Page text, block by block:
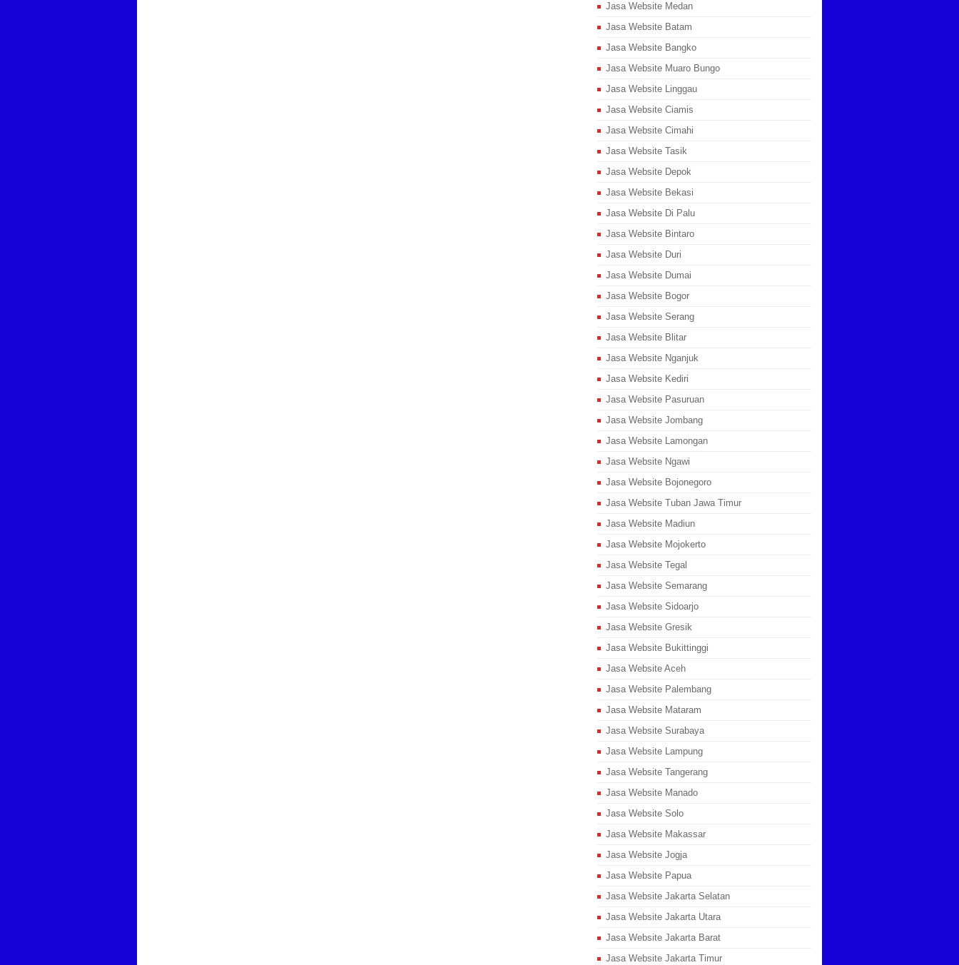
Jasa Website Medan
Jasa Website Batam
Jasa Website Bangko
Jasa Website Muaro Bungo
Jasa Website Linggau
Jasa Website Ciamis
Jasa Website Cimahi
Jasa Website Tasik
Jasa Website Depok
Jasa Website Bekasi
Jasa Website Di Palu
Jasa Website Bintaro
Jasa Website Duri
Jasa Website Dumai
Jasa Website Bogor
Jasa Website Serang
Jasa Website Blitar
Jasa Website Nganjuk
Jasa Website Kediri
Jasa Website Pasuruan
Jasa Website Jombang
Jasa Website Lamongan
Jasa Website Ngawi
Jasa Website Bojonegoro
Jasa Website Tuban Jawa Timur
Jasa Website Madiun
Jasa Website Mojokerto
Jasa Website Tegal
Jasa Website Semarang
Jasa Website Sidoarjo
Jasa Website Gresik
Jasa Website Bukittinggi
Jasa Website Aceh
Jasa Website Palembang
Jasa Website Mataram
Jasa Website Surabaya
Jasa Website Lampung
Jasa Website Tangerang
Jasa Website Manado
Jasa Website Solo
Jasa Website Makassar
Jasa Website Jogja
Jasa Website Papua
Jasa Website Jakarta Selatan
Jasa Website Jakarta Utara
Jasa Website Jakarta Barat
Jasa Website Jakarta Timur